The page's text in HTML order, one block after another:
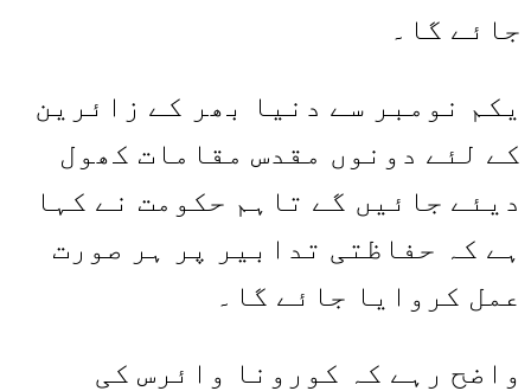
جائے گا۔
یکم نومبر سے دنیا بھر کے زائرین
کے لئے دونوں مقدس مقامات کھول
دیئے جائیں گے تاہم حکومت نے کہا
ہے کہ حفاظتی تدابیر پر ہر صورت
عمل کروایا جائے گا۔
واضح رہے کہ کورونا وائرس کی